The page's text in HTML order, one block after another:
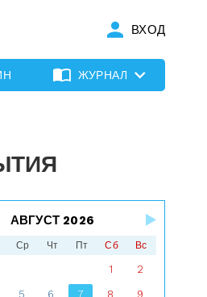
ВХОД
ЖУРНАЛ
АВГУСТ 2026
Ср Чт Пт Сб Вс
1 2
5 6 7 8 9